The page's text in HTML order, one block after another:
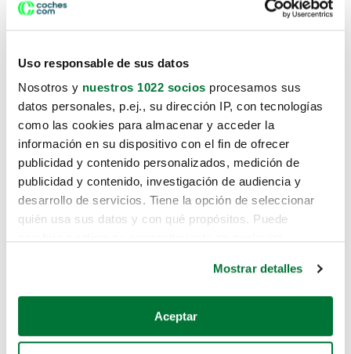
Uso responsable de sus datos
Nosotros y nuestros 1022 socios procesamos sus
datos personales, p.ej., su dirección IP, con tecnologías
como las cookies para almacenar y acceder la
información en su dispositivo con el fin de ofrecer
publicidad y contenido personalizados, medición de
publicidad y contenido, investigación de audiencia y
desarrollo de servicios. Tiene la opción de seleccionar
quién usa sus datos y con qué propósitos. Puede
Si lo permite, también quisiéramos:
Recopilar información sobre su ubicación geográfica
Mostrar detalles
Aceptar
Lo sentimos, no sabemos como
te hemos traido hasta aquí.
Pero puedes encontrar el coche que estás
buscando en alguno de estos enlaces:
Coches de segunda mano
Coches de km0